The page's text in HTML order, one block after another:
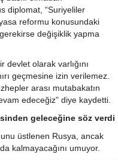
diplomat, “Suriyeliler
reformu konusundaki
değişiklik yapma
devlet olarak varlığını
geçmesine izin verilemez.
arası mutabakatın
edeceğiz” diye kaydetti.
geleceğine söz verdi
üstlenen Rusya, ancak
kalmayacağını umuyor.